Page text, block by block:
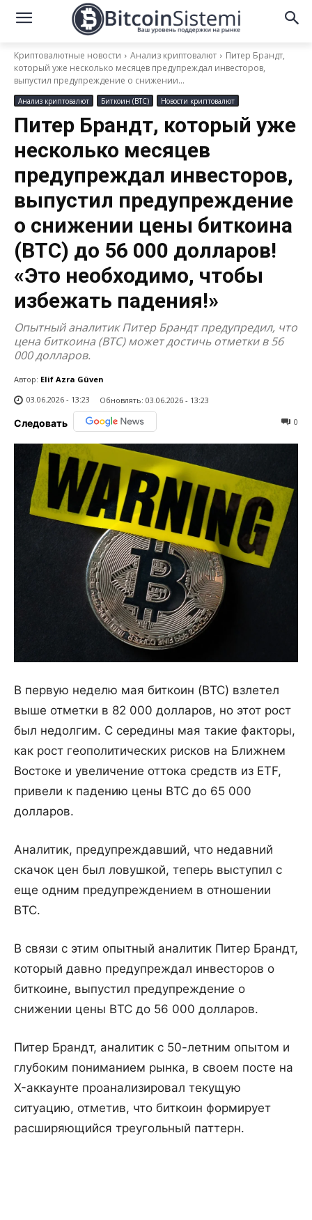
Криптовалютные новости Анализ криптовалют
Питер Брандт,
который уже несколько месяцев предупреждал инвесторов,
выпустил предупреждение о снижении...
Анализ криптовалют Биткоин (BTC) Новости криптовалют
Питер Брандт, который уже
несколько месяцев
предупреждал инвесторов,
выпустил предупреждение
о снижении цены биткоина
(BTC) до 56 000 долларов!
«Это необходимо, чтобы
избежать падения!»
Опытный аналитик Питер Брандт предупредил, что
цена биткоина (BTC) может достичь отметки в 56
000 долларов.
Автор: Elif Azra Güven
03.06.2026 - 13:23
Обновлять: 03.06.2026 - 13:23
Следовать 0
В первую неделю мая биткоин (BTC) взлетел
выше отметки в 82 000 долларов, но этот рост
был недолгим. С середины мая такие факторы,
как рост геополитических рисков на Ближнем
Востоке и увеличение оттока средств из ETF,
привели к падению цены BTC до 65 000
долларов.
Аналитик, предупреждавший, что недавний
скачок цен был ловушкой, теперь выступил с
еще одним предупреждением в отношении
BTC.
В связи с этим опытный аналитик Питер Брандт,
который давно предупреждал инвесторов о
биткоине, выпустил предупреждение о
снижении цены BTC до 56 000 долларов.
Питер Брандт, аналитик с 50-летним опытом и
глубоким пониманием рынка, в своем посте на
X-аккаунте проанализировал текущую
ситуацию, отметив, что биткоин формирует
расширяющийся треугольный паттерн.